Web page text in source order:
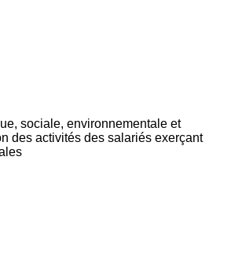
sociale, environnementale et
des activités des salariés exerçant